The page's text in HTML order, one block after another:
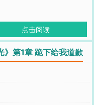
点击阅读
》第1章 跪下给我道歉